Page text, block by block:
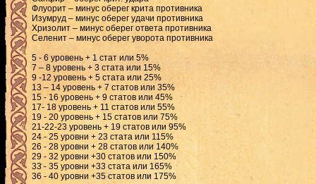
Флуорит – минус оберег крита противника
Изумруд – минус оберег удачи противника
Хризолит – минус оберег ответа противника
Селенит – минус оберег уворота противника
5 - 6 уровень + 1 стат или 5%
7 – 8 уровень + 3 стата или 15%
9 -12 уровень + 5 стата или 25%
13 – 14 уровень + 7 статов или 35%
15 - 16 уровень + 9 статов или 45%
17- 18 уровень + 11 статов или 55%
19 - 20 уровень + 15 статов или 75%
21-22-23 уровень + 19 статов или 95%
24 - 25 уровни + 23 стата или 115%
26 - 28 уровни + 28 статов или 140%
29 - 32 уровни +30 статов или 150%
33 - 35 уровни +33 стата или 165%
36 - 40 уровни +35 статов или 175%